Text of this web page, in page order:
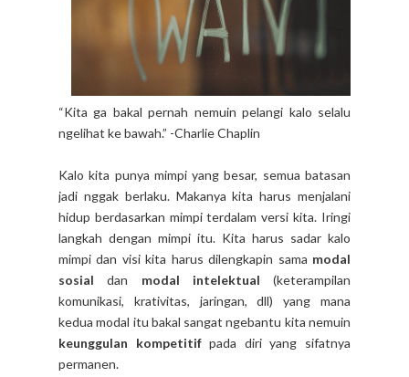
“Kita ga bakal pernah nemuin pelangi kalo selalu
ngelihat ke bawah.” -Charlie Chaplin
Kalo kita punya mimpi yang besar, semua batasan
jadi nggak berlaku. Makanya kita harus menjalani
hidup berdasarkan mimpi terdalam versi kita. Iringi
langkah dengan mimpi itu. Kita harus sadar kalo
mimpi dan visi kita harus dilengkapin sama modal
sosial dan modal intelektual (keterampilan
komunikasi, krativitas, jaringan, dll) yang mana
kedua modal itu bakal sangat ngebantu kita nemuin
keunggulan kompetitifpada diri yang sifatnya
permanen.